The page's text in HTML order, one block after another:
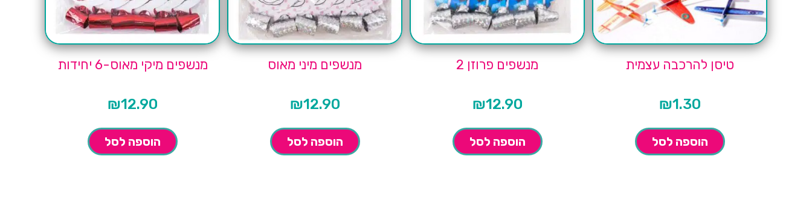
טיסן להרכבה עצמית
₪1.30
הוספה לסל
מנשפים פרוזן 2
₪12.90
הוספה לסל
מנשפים מיני מאוס
₪12.90
הוספה לסל
מנשפים מיקי מאוס-6 יחידות
₪12.90
הוספה לסל